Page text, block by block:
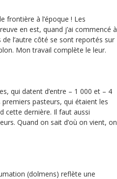
frontière à l’époque ! Les
en est, quand j’ai commencé à
l’autre côté se sont reportés sur
Mon travail complète le leur.
qui datent d’entre – 1 000 et – 4
pasteurs, qui étaient les
cette dernière. Il faut aussi
Quand on sait d’où on vient, on
(dolmens) reflète une